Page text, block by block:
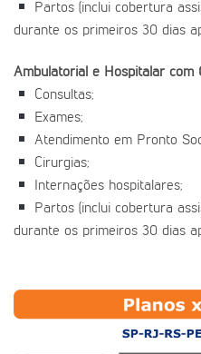
Partos (inclui cobertura
durante os primeiros 30 dias
Ambulatorial e Hospitalar com
Consultas;
Exames;
Atendimento em Pronto
Cirurgias;
Internações hospitalares;
Partos (inclui cobertura
durante os primeiros 30 dias